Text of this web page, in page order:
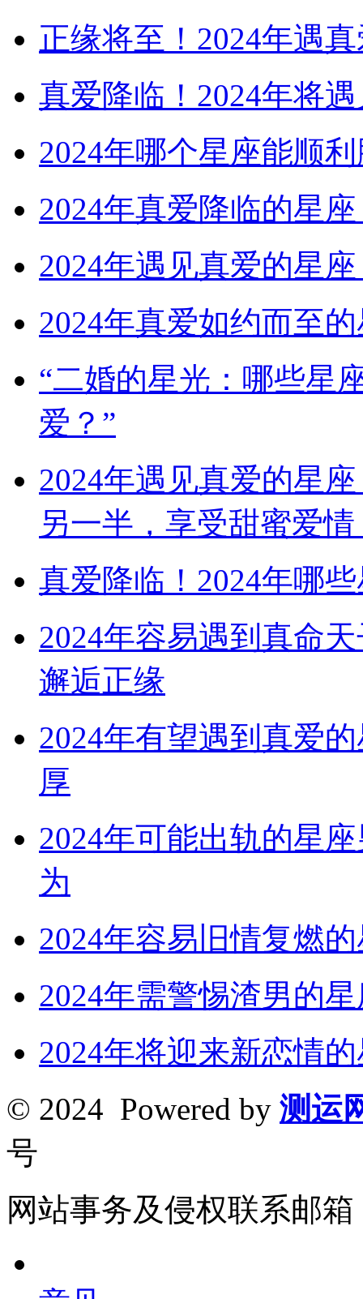
正缘将至！2024年遇
真爱降临！2024年将
2024年哪个星座能顺
2024年真爱降临的星
2024年遇见真爱的星
2024年真爱如约而至
“二婚的星光：哪些星
爱？”
2024年遇见真爱的星
另一半，享受甜蜜爱情
真爱降临！2024年哪
2024年容易遇到真命
邂逅正缘
2024年有望遇到真爱
厚
2024年可能出轨的星
为
2024年容易旧情复燃
2024年需警惕渣男的
2024年将迎来新恋情
© 2024 Powered by 测运
号
网站事务及侵权联系邮箱